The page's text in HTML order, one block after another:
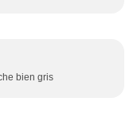
bien gris